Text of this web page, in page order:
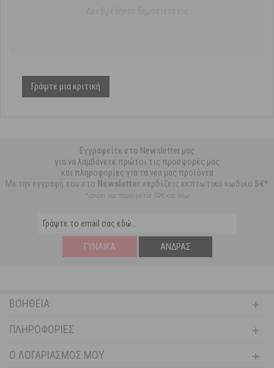
Γράψτε μια κριτική
Εγγραφείτε στο Newsletter μας
για να λαμβάνετε πρώτοι τις προσφορές μας
και πληροφορίες για τα νέα μας προϊόντα
Με την εγγραφή σου στο Newsletter κερδίζεις εκπτωτικό κωδικό 5€*
*ισχύει για παραγγελία 59€ και άνω
ΓΥΝΑΊΚΑ ΆΝΔΡΑΣ
ΒΟΉΘΕΙΑ
ΠΛΗΡΟΦΟΡΊΕΣ
Ο ΛΟΓΑΡΙΑΣΜΌΣ ΜΟΥ